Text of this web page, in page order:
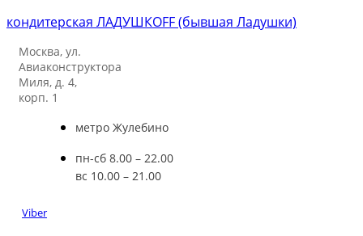
кондитерская ЛАДУШКOFF (бывшая Ладушки)
Москва, ул.
Авиаконструктора
Миля, д. 4,
корп. 1
метро Жулебино
пн-сб 8.00 – 22.00
вс 10.00 – 21.00
Viber